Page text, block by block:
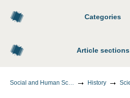
Categories
Article sections
Social and Human Sciences History